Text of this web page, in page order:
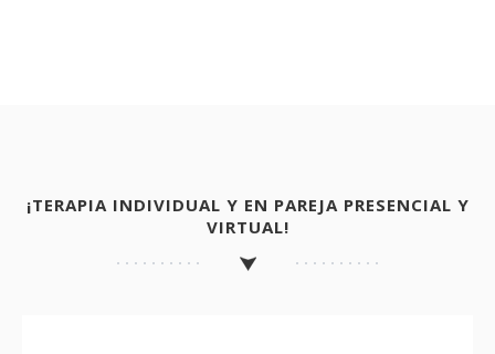
¡TERAPIA INDIVIDUAL Y EN PAREJA PRESENCIAL Y
VIRTUAL!